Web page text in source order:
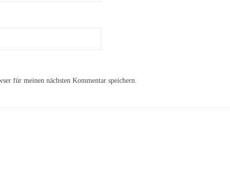
für meinen nächsten Kommentar speichern.